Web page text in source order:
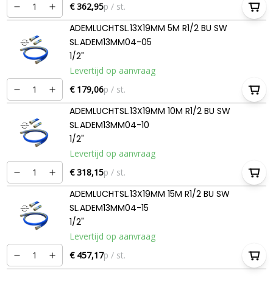
€ 362,95p / st.
ADEMLUCHTSL.13X19MM 5M R1/2 BU SW
SL.ADEM13MM04-05
1/2"
Levertijd op aanvraag
€ 179,06p / st.
ADEMLUCHTSL.13X19MM 10M R1/2 BU SW
SL.ADEM13MM04-10
1/2"
Levertijd op aanvraag
€ 318,15p / st.
ADEMLUCHTSL.13X19MM 15M R1/2 BU SW
SL.ADEM13MM04-15
1/2"
Levertijd op aanvraag
€ 457,17p / st.